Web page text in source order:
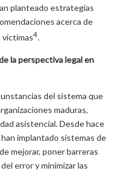
planteado estrategias
acerca de
víctimas4.
la perspectiva legal en
del sistema que
maduras,
asistencial. Desde hace
implantado sistemas de
mejorar, poner barreras
error y minimizar las